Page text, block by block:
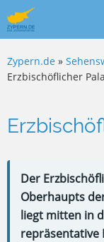
Zypern.de »
Erzbischöflicher
Der
Oberhaupts
liegt mitten in
repräsentative